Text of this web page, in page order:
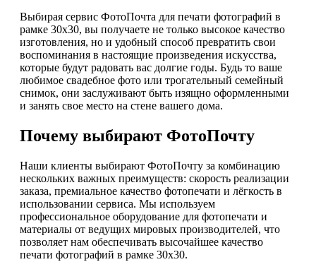
Выбирая сервис ФотоПочта для печати фотографий в
рамке 30х30, вы получаете не только высокое качество
изготовления, но и удобный способ превратить свои
воспоминания в настоящие произведения искусства,
которые будут радовать вас долгие годы. Будь то ваше
любимое свадебное фото или трогательный семейный
снимок, они заслуживают быть изящно оформленными
и занять свое место на стене вашего дома.
Почему выбирают ФотоПочту
Наши клиенты выбирают ФотоПочту за комбинацию
нескольких важных преимуществ: скорость реализации
заказа, премиальное качество фотопечати и лёгкость в
использовании сервиса. Мы используем
профессиональное оборудование для фотопечати и
материалы от ведущих мировых производителей, что
позволяет нам обеспечивать высочайшее качество
печати фотографий в рамке 30х30.